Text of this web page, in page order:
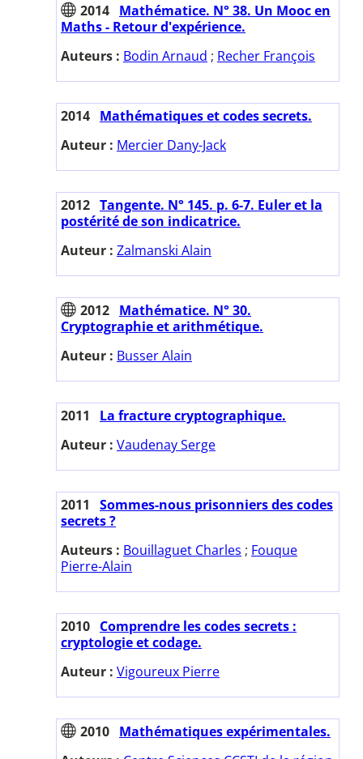
2014 Mathématice. N° 38. Un Mooc en
Maths - Retour d'expérience.
Auteurs : Bodin Arnaud ; Recher François
2014 Mathématiques et codes secrets.
Auteur : Mercier Dany-Jack
2012 Tangente. N° 145. p. 6-7. Euler et la
postérité de son indicatrice.
Auteur : Zalmanski Alain
2012 Mathématice. N° 30.
Cryptographie et arithmétique.
Auteur : Busser Alain
2011
La fracture cryptographique.
Auteur : Vaudenay Serge
2011
Sommes-nous prisonniers des codes
secrets ?
Auteurs : Bouillaguet Charles ; Fouque
Pierre-Alain
2010 Comprendre les codes secrets :
cryptologie et codage.
Auteur : Vigoureux Pierre
2010 Mathématiques expérimentales.